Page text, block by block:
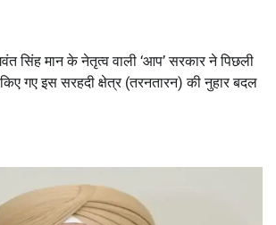
सिंह मान के नेतृत्व वाली ‘आप’ सरकार ने पिछली
किए गए इस सरहदी क्षेत्र (तरनतारन) की नुहार बदल